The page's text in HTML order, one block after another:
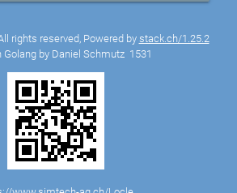
rights reserved, Powered by stack.ch/1.25.2
Golang by Daniel Schmutz 1531